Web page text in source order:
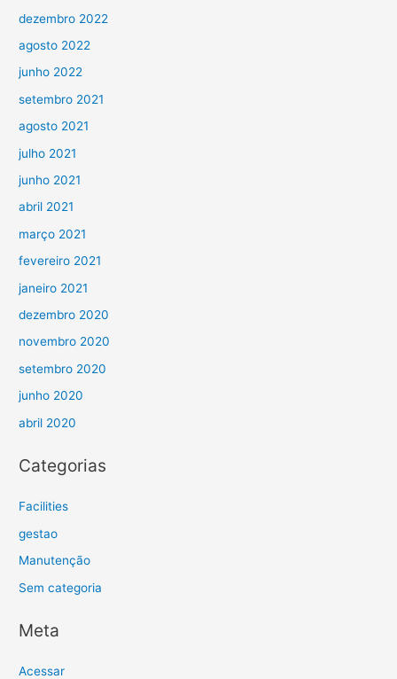
dezembro 2022
agosto 2022
junho 2022
setembro 2021
agosto 2021
julho 2021
junho 2021
abril 2021
março 2021
fevereiro 2021
janeiro 2021
dezembro 2020
novembro 2020
setembro 2020
junho 2020
abril 2020
Categorias
Facilities
gestao
Manutenção
Sem categoria
Meta
Acessar